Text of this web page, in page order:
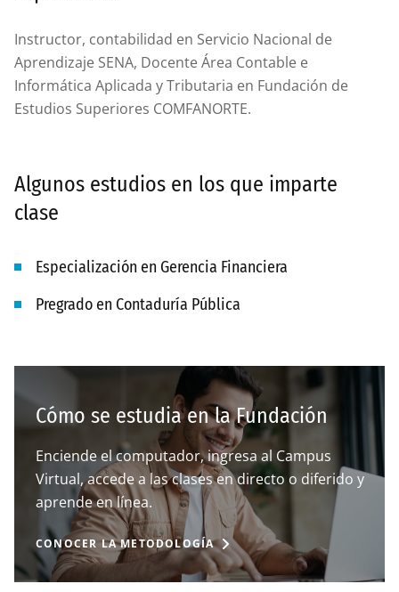
Instructor, contabilidad en Servicio Nacional de
Aprendizaje SENA, Docente Área Contable e
Informática Aplicada y Tributaria en Fundación de
Estudios Superiores COMFANORTE.
Algunos estudios en los que imparte
clase
Especialización en Gerencia Financiera
Pregrado en Contaduría Pública
Cómo se estudia en la Fundación
Enciende el computador, ingresa al Campus
Virtual, accede a las clases en directo o diferido y
aprende en línea.
CONOCER LA METODOLOGÍA